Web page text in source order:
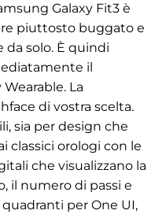
Galaxy Fit3 è
piuttosto buggato e
da solo. È quindi
il
La
di vostra scelta.
sia per design che
classici orologi con le
che visualizzano la
il numero di passi e
quadranti per One UI,